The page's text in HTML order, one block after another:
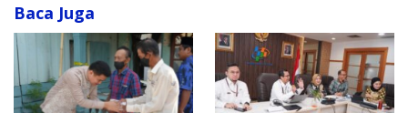
Baca Juga